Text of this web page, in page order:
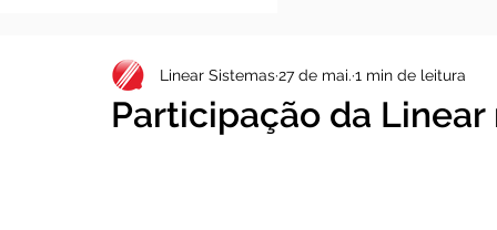
Participação da Linear
Linear Sistemas27 de mai. 1 min de leitura